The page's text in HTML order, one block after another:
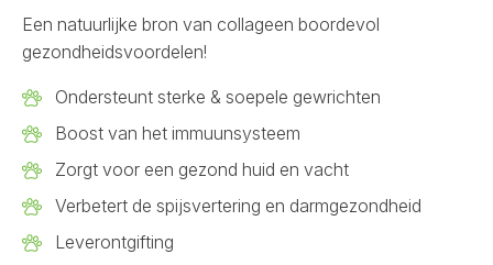
Een natuurlijke bron van collageen boordevol
gezondheidsvoordelen!
Ondersteunt sterke & soepele gewrichten
Boost van het immuunsysteem
Zorgt voor een gezond huid en vacht
Verbetert de spijsvertering en darmgezondheid
Leverontgifting